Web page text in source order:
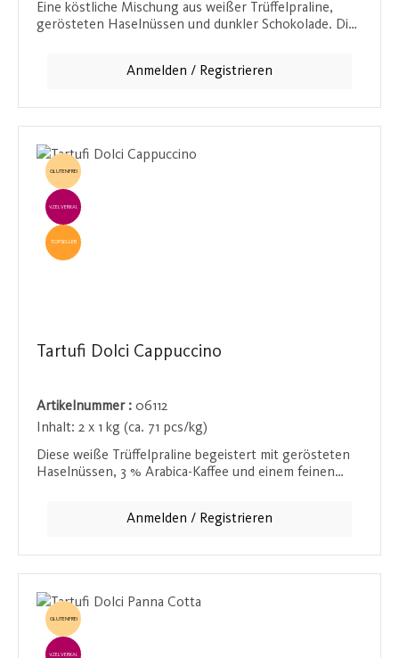
Eine köstliche Mischung aus weißer Trüffelpraline,
gerösteten Haselnüssen und dunkler Schokolade. Die
Anmelden / Registrieren
GLUTENFREI
EINZELVERKAUF
TOPSELLER
Tartufi Dolci Cappuccino
Artikelnummer : 06112
Inhalt: 2 x 1 kg (ca. 71 pcs/kg)
Diese weiße Trüffelpraline begeistert mit gerösteten
Haselnüssen, 3 % Arabica-Kaffee und einem feinen
geschmeidigen Genuss, perfekt für Kaffeeliebhaber.
Anmelden / Registrieren
GLUTENFREI
EINZELVERKAUF